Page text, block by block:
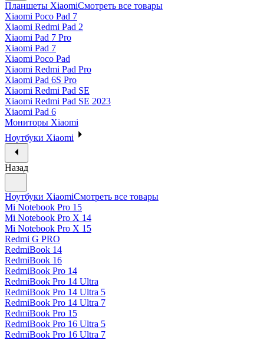
Планшеты XiaomiСмотреть все товары
Xiaomi Poco Pad 7
Xiaomi Redmi Pad 2
Xiaomi Pad 7 Pro
Xiaomi Pad 7
Xiaomi Poco Pad
Xiaomi Redmi Pad Pro
Xiaomi Pad 6S Pro
Xiaomi Redmi Pad SE
Xiaomi Redmi Pad SE 2023
Xiaomi Pad 6
Мониторы Xiaomi
Ноутбуки Xiaomi
Назад
Ноутбуки XiaomiСмотреть все товары
Mi Notebook Pro 15
Mi Notebook Pro X 14
Mi Notebook Pro X 15
Redmi G PRO
RedmiBook 14
RedmiBook 16
RedmiBook Pro 14
RedmiBook Pro 14 Ultra
RedmiBook Pro 14 Ultra 5
RedmiBook Pro 14 Ultra 7
RedmiBook Pro 15
RedmiBook Pro 16 Ultra 5
RedmiBook Pro 16 Ultra 7